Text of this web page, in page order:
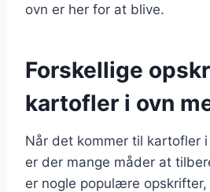
ovn er her for at blive.
Forskellige
kartofler i ovn
Når det kommer til kartofler
er der mange måder at
er nogle populære